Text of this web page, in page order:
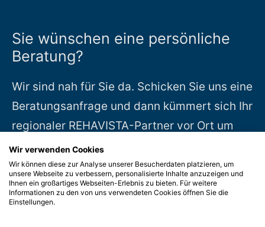
Sie wünschen eine persönliche
Beratung?
Wir sind nah für Sie da. Schicken Sie uns eine
Beratungsanfrage und dann kümmert sich Ihr
regionaler REHAVISTA-Partner vor Ort um
alles Weitere. Wir freuen uns auf Sie.
Zur Beratungsanfrage»
Wir verwenden Cookies
Wir können diese zur Analyse unserer Besucherdaten platzieren, um
unsere Webseite zu verbessern, personalisierte Inhalte anzuzeigen und
Ihnen ein großartiges Webseiten-Erlebnis zu bieten. Für weitere
Informationen zu den von uns verwendeten Cookies öffnen Sie die
Einstellungen.